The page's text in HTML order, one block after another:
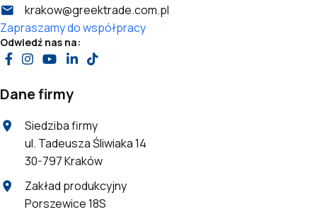
krakow@greektrade.com.pl
Zapraszamy do współpracy
Odwiedź nas na:
Dane firmy
Siedziba firmy
ul. Tadeusza Śliwiaka 14
30-797 Kraków
Zakład produkcyjny
Porszewice 18S